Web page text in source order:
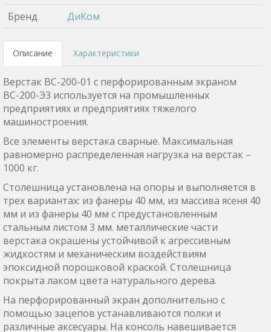
Бренд
ДиКом
Описание Характеристики
Верстак ВС-200-01 с перфорированным экраном
ВС-200-Э3 используется на промышленных
предприятиях и предприятиях тяжелого
машиностроения.
Все элементы верстака сварные. Максимальная
равномерно распределенная нагрузка на верстак –
1000 кг.
Столешница установлена на опоры и выполняется в
трех вариантах: из фанеры 40 мм, из массива ясеня 40
мм и из фанеры 40 мм с предустановленным
стальным листом 3 мм. металлические части
верстака окрашены устойчивой к агрессивным
жидкостям и механическим воздействиям
эпоксидной порошковой краской. Столешница
покрыта лаком цвета натурального дерева.
На перфорированный экран дополнительно с
помощью зацепов устанавливаются полки и
различные аксесуары. На консоль навешивается